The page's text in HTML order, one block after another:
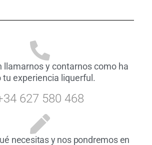
llamarnos y contarnos como ha
tu experiencia liquerful.
627 580 468
necesitas y nos pondremos en